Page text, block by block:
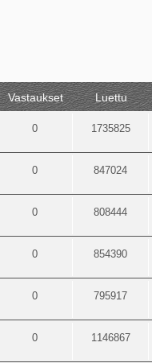
Vastaukset Luettu
0 1735825
0 847024
0 808444
0 854390
0 795917
0 1146867